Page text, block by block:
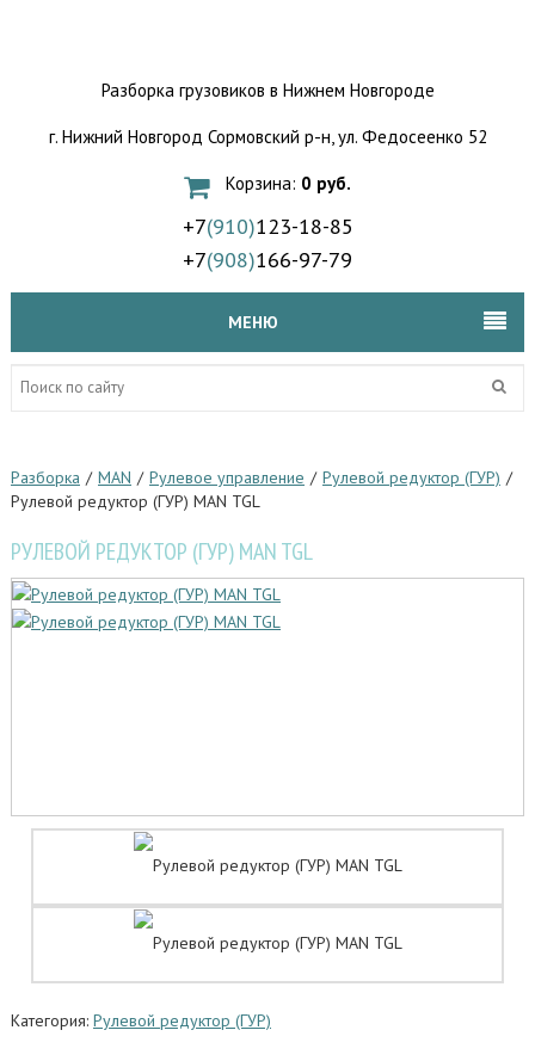
Разборка грузовиков в Нижнем Новгороде
г. Нижний Новгород Сормовский р-н,ул. Федосеенко 52
Корзина: 0 руб.
+7(910)123-18-85
+7(908)166-97-79
МЕНЮ
Разборка / MAN / Рулевое управление / Рулевой редуктор (ГУР) /
Рулевой редуктор (ГУР) MAN TGL
РУЛЕВОЙ РЕДУКТОР (ГУР) MAN TGL
Категория: Рулевой редуктор (ГУР)